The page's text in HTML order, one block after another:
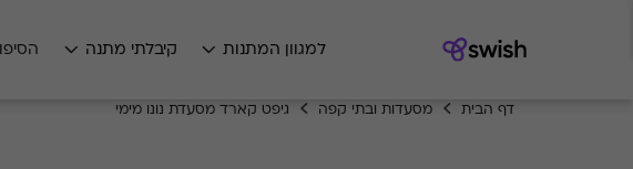
למגוון המתנות קיבלתי מתנה
דף הבית מסעדות ובתי קפה גיפט קארד מסעדת נונו מימי